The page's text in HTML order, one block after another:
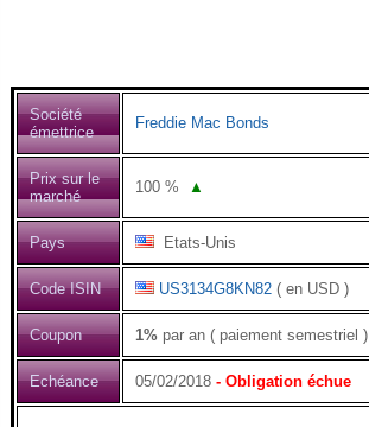
Société
émettrice
Freddie Mac Bonds
Prix sur le
marché
100 % ▲
Pays Etats-Unis
Code ISIN US3134G8KN82 ( en USD )
Coupon 1% par an ( paiement semestriel )
Echéance 05/02/2018 - Obligation échue